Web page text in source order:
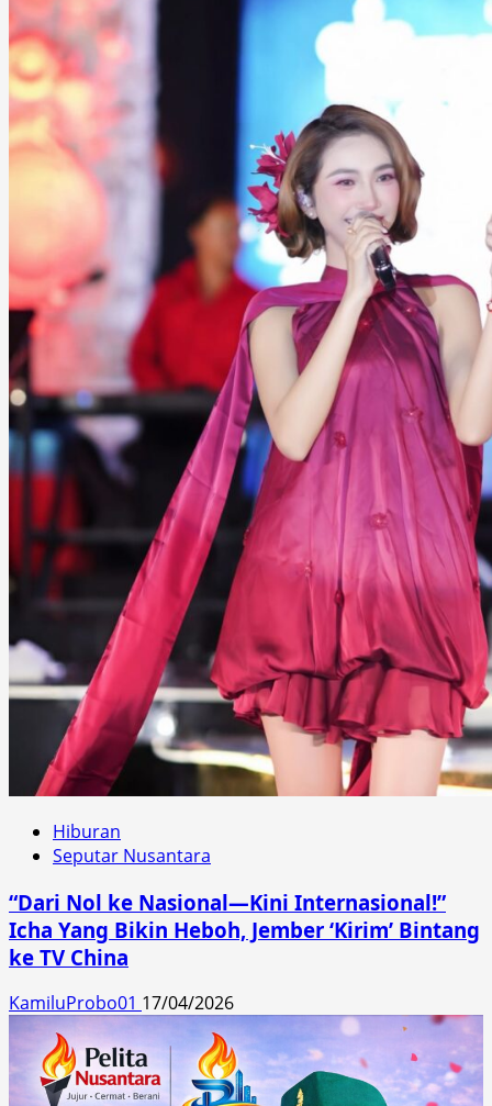
Hiburan
Seputar Nusantara
“Dari Nol ke Nasional—Kini Internasional!”
Icha Yang Bikin Heboh, Jember ‘Kirim’ Bintang
ke TV China
KamiluProbo01 17/04/2026